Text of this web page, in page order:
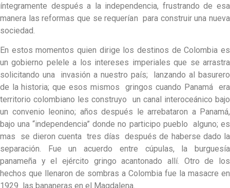
íntegramente después a la independencia, frustrando de esa
manera las reformas que se requerían para construir una nueva
sociedad.
En estos momentos quien dirige los destinos de Colombia es
un gobierno pelele a los intereses imperiales que se arrastra
solicitando una invasión a nuestro país; lanzando al basurero
de la historia; que esos mismos gringos cuando Panamá era
territorio colombiano les construyo un canal interoceánico bajo
un convenio leonino; años después le arrebataron a Panamá,
bajo una “independencia” donde no participo pueblo alguno; es
mas se dieron cuenta tres días después de haberse dado la
separación. Fue un acuerdo entre cúpulas, la burguesía
panameña y el ejército gringo acantonado allí. Otro de los
hechos que llenaron de sombras a Colombia fue la masacre en
1929 las bananeras en el Magdalena.